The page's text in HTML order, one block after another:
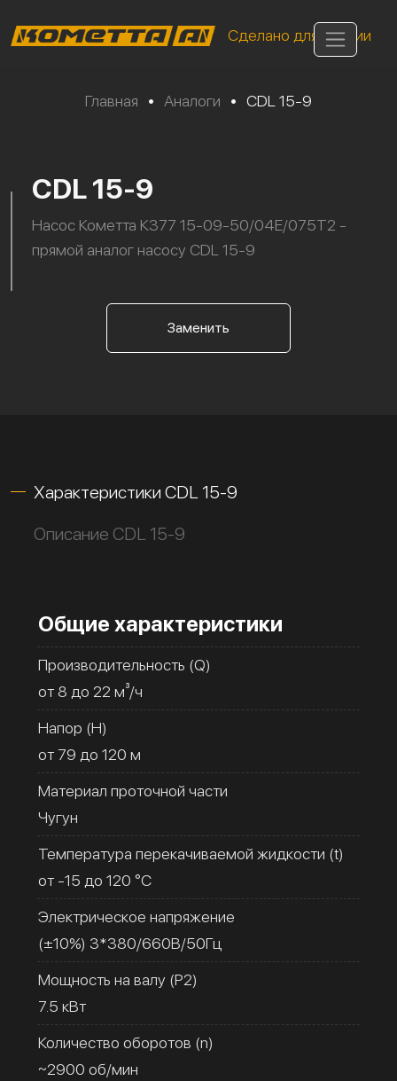
Сделано для России
Главная • Аналоги • CDL 15-9
CDL 15-9
Насос Кометта К377 15-09-50/04Е/075Т2 -
прямой аналог насосу CDL 15-9
Заменить
Характеристики CDL 15-9
Описание CDL 15-9
Общие характеристики
Производительность (Q)
от 8 до 22 м³/ч
Напор (H)
от 79 до 120 м
Материал проточной части
Чугун
Температура перекачиваемой жидкости (t)
от -15 до 120 °C
Электрическое напряжение
(±10%) 3*380/660В/50Гц
Мощность на валу (Р2)
7.5 кВт
Количество оборотов (n)
~2900 об/мин